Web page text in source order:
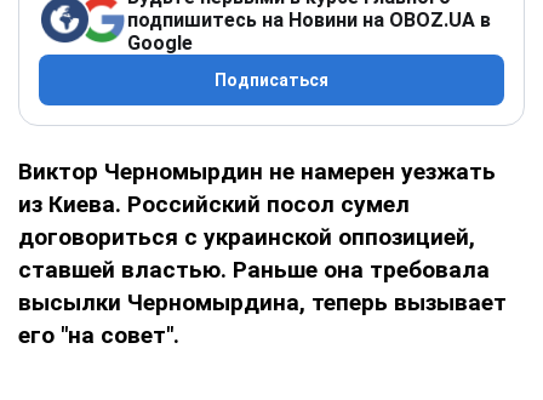
подпишитесь на Новини на OBOZ.UA в
Google
Подписаться
Виктор Черномырдин не намерен уезжать
из Киева. Российский посол сумел
договориться с украинской оппозицией,
ставшей властью. Раньше она требовала
высылки Черномырдина, теперь вызывает
его "на совет".